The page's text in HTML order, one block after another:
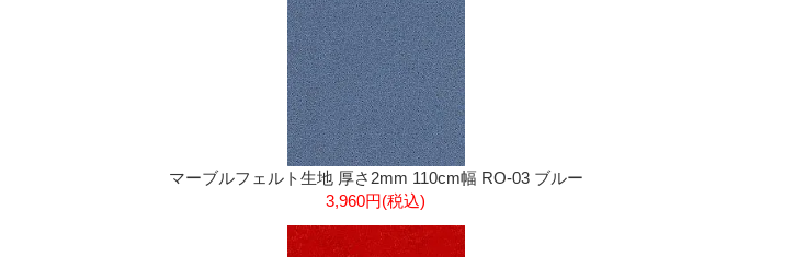
マーブルフェルト生地 厚さ2mm 110cm幅 RO-03 ブルー
3,960円(税込)